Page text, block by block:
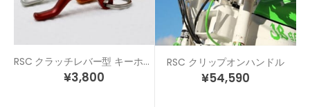
RSC クラッチレバー型 キーホルダー
¥3,800
RSC クリップオンハンドル
¥54,590